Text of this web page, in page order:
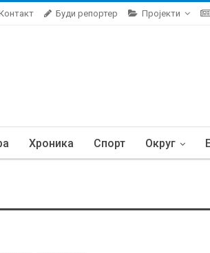
Буди репортер Пројекти
Хроника Спорт Округ